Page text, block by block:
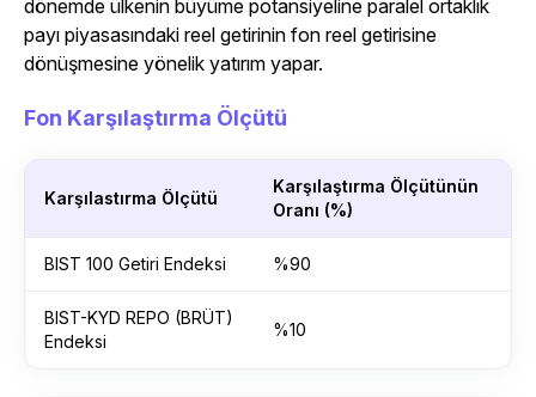
dönemde ülkenin büyüme potansiyeline paralel ortaklık
payı piyasasındaki reel getirinin fon reel getirisine
dönüşmesine yönelik yatırım yapar.
Fon Karşılaştırma Ölçütü
Karşılastırma Ölçütü
Karşılaştırma Ölçütünün
Oranı (%)
BIST 100 Getiri Endeksi %90
BIST-KYD REPO (BRÜT)
Endeksi
%10